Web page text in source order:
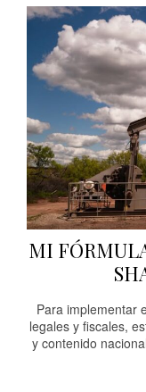
MI
Para implementar
legales y fiscales,
y contenido